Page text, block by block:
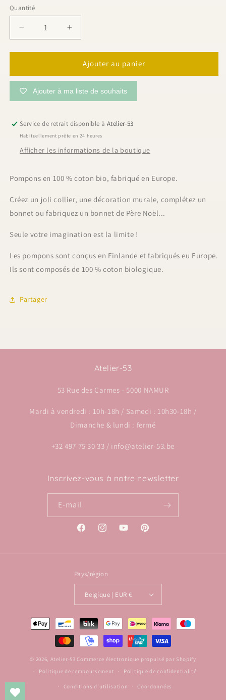
Quantité
Quantité
Réduire
la
quantité
Pompon
forêt,
Augmenter
la
quantité
Pompon
forêt,
Ajouter au panier
Ajouter à ma liste de souhaits
Service de retrait disponible à Atelier-53
Habituellement prête en 24 heures
Afficher les informations de la boutique
Pompons en 100 % coton bio, fabriqué en Europe.
Créez un joli collier, une décoration murale, complétez un
bonnet ou fabriquez un bonnet de Père Noël...
Seule votre imagination est la limite !
Les pompons sont conçus en Finlande et fabriqués eu Europe.
Ils sont composés de 100 % coton biologique.
Partager
Atelier-53
53 Rue des Carmes - 5000 NAMUR
Mardi à vendredi : 10h-18h / Samedi : 10h30-18h /
Dimanche & lundi : fermé
+32 497 75 30 33 / info@atelier-53.be
Inscrivez-vous à notre newsletter
E-mail
FacebookInstagramYouTubePinterest
Pays/région
Belgique | EUR €
Moyens
© 2026, Atelier-53 Commerce électronique propulsé par Shopify
Politique de remboursement
Politique de confidentialité
Conditions d’utilisation Coordonnées